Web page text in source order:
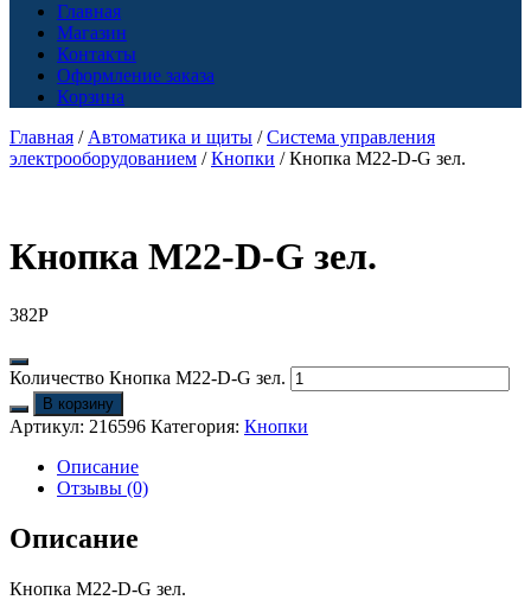
Главная
Магазин
Контакты
Оформление заказа
Корзина
Главная / Автоматика и щиты /Система управления
электрооборудованием /Кнопки / Кнопка M22-D-G зел.
Кнопка M22-D-G зел.
382Р
Количество Кнопка M22-D-G зел.
В корзину
Артикул: 216596 Категория: Кнопки
Описание
Отзывы (0)
Описание
Кнопка M22-D-G зел.